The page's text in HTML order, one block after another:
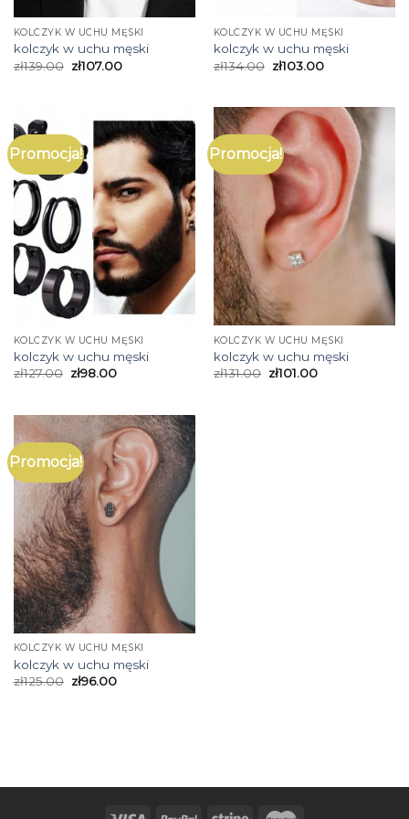
KOLCZYK W UCHU MĘSKI
kolczyk w uchu męski
zł139.00 zł107.00
KOLCZYK W UCHU MĘSKI
kolczyk w uchu męski
zł134.00 zł103.00
Promocja!
KOLCZYK W UCHU MĘSKI
kolczyk w uchu męski
zł127.00 zł98.00
Promocja!
KOLCZYK W UCHU MĘSKI
kolczyk w uchu męski
zł131.00 zł101.00
Promocja!
KOLCZYK W UCHU MĘSKI
kolczyk w uchu męski
zł125.00 zł96.00